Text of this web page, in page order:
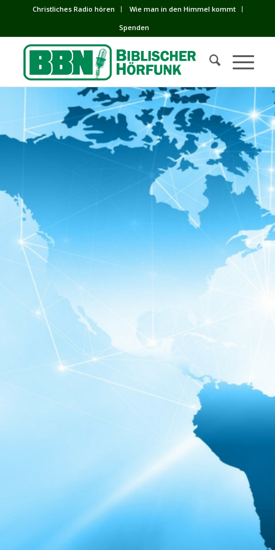
Сhristliches Radio hören
Wie man in den Himmel kommt
Spenden